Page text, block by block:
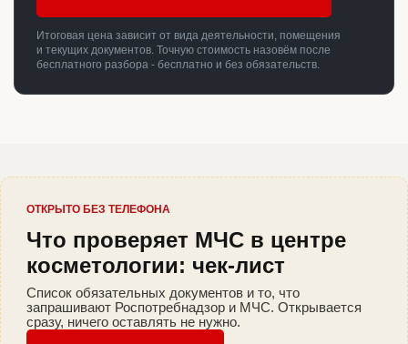
Итоговая цена зависит от вида деятельности, помещения
и текущих документов. Точную стоимость назовём после
бесплатного разбора - бесплатно и без обязательств.
ОТКРЫТО БЕЗ ТЕЛЕФОНА
Что проверяет МЧС в центре
косметологии: чек-лист
Список обязательных документов и то, что
запрашивают Роспотребнадзор и МЧС. Открывается
сразу, ничего оставлять не нужно.